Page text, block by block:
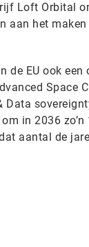
Loft Orbital
aan het
de EU ook
Space
Data
in 2036
aantal de